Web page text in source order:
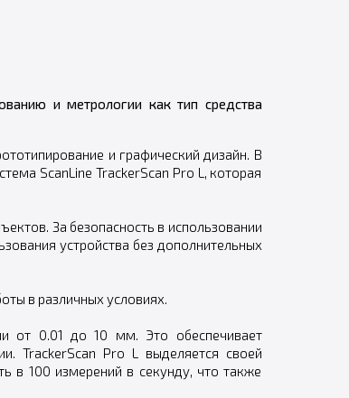
и метрологии как тип средства
и графический дизайн. В
ScanLine TrackerScan Pro L, которая
За безопасность в использовании
устройства без дополнительных
в различных условиях.
от 0.01 до 10 мм. Это обеспечивает
TrackerScan Pro L выделяется своей
в 100 измерений в секунду, что также